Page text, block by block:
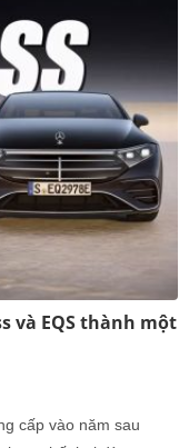
và EQS thành một
cấp vào năm sau